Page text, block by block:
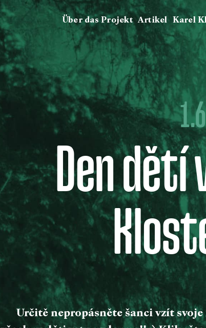
Über das Projekt Artikel Karel
Den dětí
Určitě nepropásněte šanci vzít